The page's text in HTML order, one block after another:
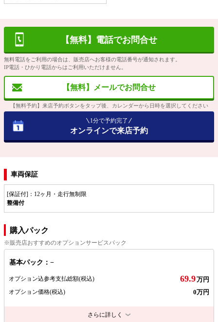
【無料】電話でお問合せ
無料電話をご利用の場合は、販売店へお客様の電話番号が通知されます。
IP電話・ひかり電話からはご利用いただけません。
【無料】メールでお問合せ
【無料予約】来店予約ボタンをタップ後、カレンダーから日時を選択してください
1分で予約完了
オンラインで来店予約
車両保証
[保証付]：12ヶ月・走行無制限
整備付
購入パック
※販売店おすすめのオプションサービスパック
基本パック：−
オプション込参考支払総額(税込) 69.9万円
オプション価格(税込) 0万円
さらに詳しく